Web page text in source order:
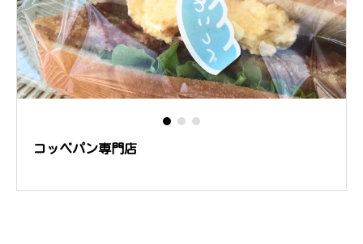
コッペパン専門店